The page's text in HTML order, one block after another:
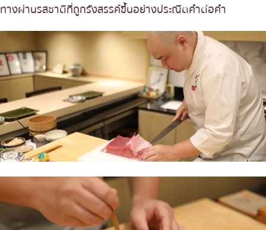
ทางผ่านรสชาติที่ถูกรังสรรค์ขึ้นอย่างประณีตคำต่อคำ